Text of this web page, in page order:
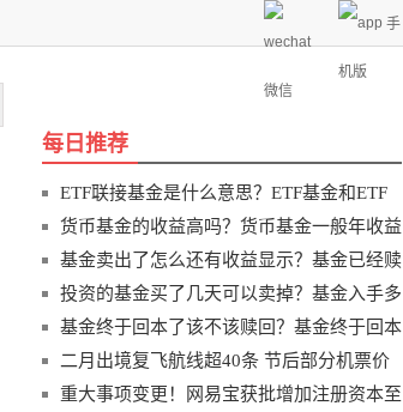
微信
手
机版
每日推荐
ETF联接基金是什么意思？ETF基金和ETF
联
货币基金的收益高吗？货币基金一般年收益
基金卖出了怎么还有收益显示？基金已经赎
投资的基金买了几天可以卖掉？基金入手多
基金终于回本了该不该赎回？基金终于回本
二月出境复飞航线超40条 节后部分机票价
重大事项变更！网易宝获批增加注册资本至